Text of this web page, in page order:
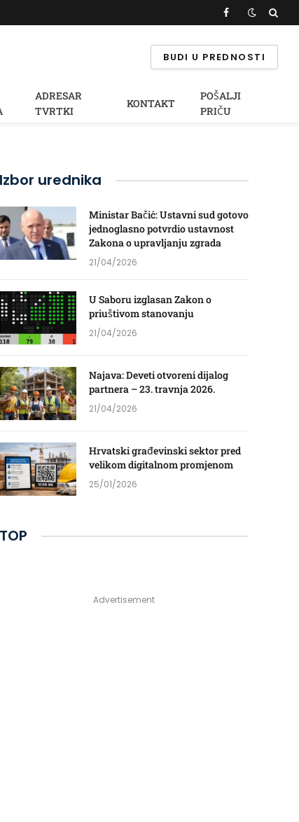
Facebook
BUDI U PREDNOSTI
ADRESAR
TVRTKI
KONTAKT
POŠALJI
PRIČU
Izbor urednika
Ministar Bačić: Ustavni sud gotovo
jednoglasno potvrdio ustavnost
Zakona o upravljanju zgrada
21/04/2026
U Saboru izglasan Zakon o
priuštivom stanovanju
21/04/2026
Najava: Deveti otvoreni dijalog
partnera – 23. travnja 2026.
21/04/2026
Hrvatski građevinski sektor pred
velikom digitalnom promjenom
25/01/2026
TOP
Advertisement